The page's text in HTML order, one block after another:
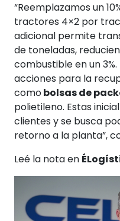
“Reemplazamos un
tractores 4×2 por
adicional permite
de toneladas,
combustible en un
acciones para la
comobolsas de
polietileno. Estas
clientes y se busca
retorno a la planta”,
Leé la nota en